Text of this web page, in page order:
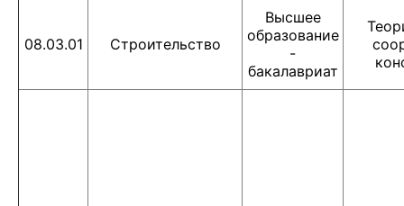
08.03.01 Строительство
Высшее
образование
-
бакалавриат